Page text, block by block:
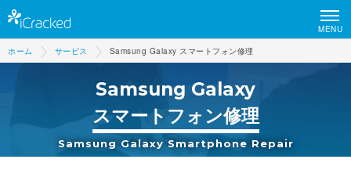
MENU
ホーム サービス Samsung Galaxy スマートフォン修理
Samsung Galaxy
スマートフォン修理
Samsung Galaxy Smartphone Repair